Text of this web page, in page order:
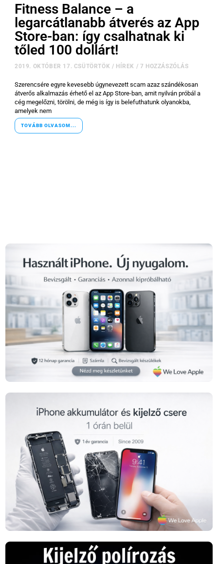
Fitness Balance – a
legarcátlanabb átverés az App
Store-ban: így csalhatnak ki
tőled 100 dollárt!
2019. OKTÓBER 17. CSÜTÖRTÖK / HÍREK / 7 HOZZÁSZÓLÁS
Szerencsére egyre kevesebb úgynevezett scam azaz szándékosan
átverős alkalmazás érhető el az App Store-ban, amit nyilván próbál a
cég megelőzni, törölni, de még is így is belefuthatunk olyanokba,
amelyek nem
TOVÁBB OLVASOM...